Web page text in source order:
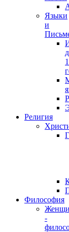
Языки
и
Религия
Философия
-